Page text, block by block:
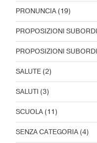
PRONUNCIA (19)
PROPOSIZIONI
PROPOSIZIONI
SALUTE (2)
SALUTI (3)
SCUOLA (11)
SENZA CATEGORIA (4)